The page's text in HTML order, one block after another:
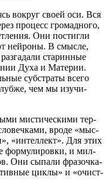
вокруг сво­ей оси. Вся
про­цесс гро­мад­но­го,
Они постиг­ли
ней­ро­ны. В смыс­ле,
ста­рин­ные
Духа и Мате­рии.
суб­стра­ты все­го
чем мы изу­чи­
мисти­че­ски­ми тер­
вро­де «мыс­
«интел­лект». Для этих
фор­му­ли­ров­ки, и мил­
Они сыпа­ли фра­зоч­ка­
цик­лы» и «очист­